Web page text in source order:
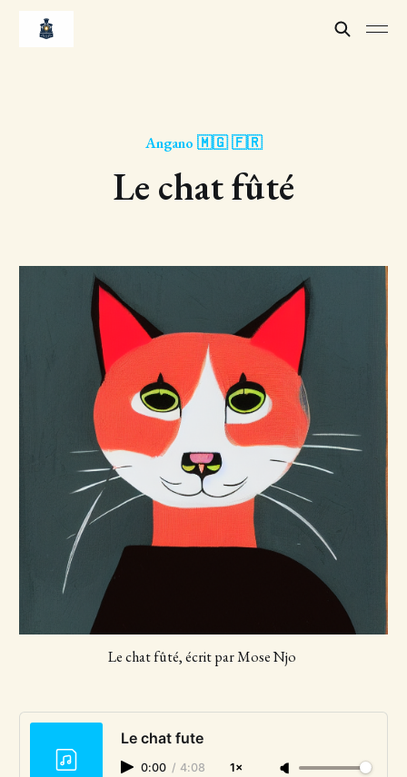
Angano 🇲🇬 🇫🇷
Le chat fûté
Le chat fûté, écrit par Mose Njo
Le chat fute
0:00 / 4:08 1×